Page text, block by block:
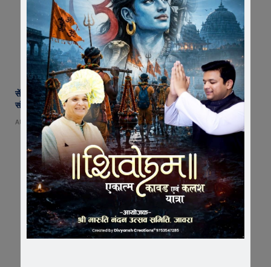
सेंट पॉल्स कॉन्वेंट स्कूल में छात्र परिषद का शपथ ग्रहण समारोह गरिमामय माहौल में
संपन्न
AUGUST 5, 2026